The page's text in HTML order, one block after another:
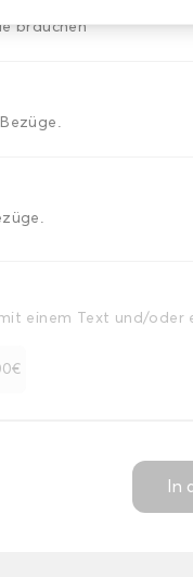
brauchen
einem Text und/oder
In